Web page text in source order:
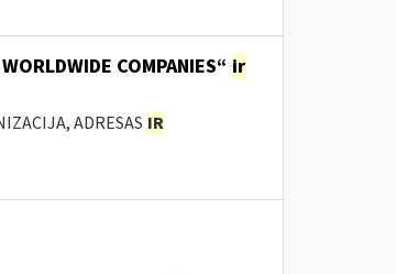
COMPANIES“ ir
ADRESAS IR